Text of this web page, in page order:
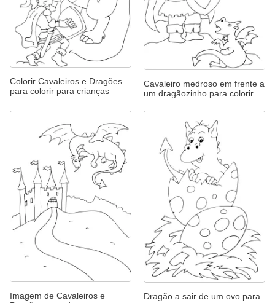
Colorir Cavaleiros e Dragões
para colorir para crianças
Cavaleiro medroso em frente a
um dragãozinho para colorir
Imagem de Cavaleiros e
Dragão a sair de um ovo para